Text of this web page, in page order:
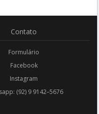
Contato
Formulário
Facebook
Instagram
(92) 9 9142–5676